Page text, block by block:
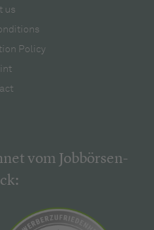
us
Policy
vom Jobbörsen-